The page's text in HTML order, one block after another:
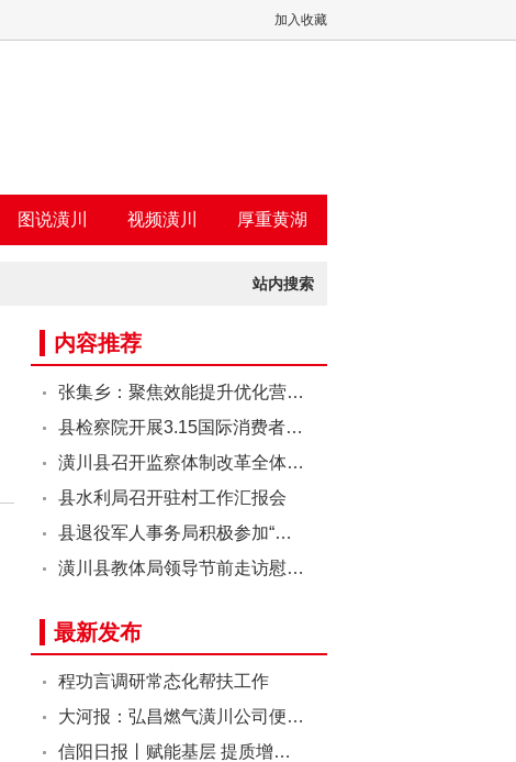
加入收藏
图说潢川 视频潢川 厚重黄湖
站内搜索
内容推荐
张集乡：聚焦效能提升优化营…
县检察院开展3.15国际消费者…
潢川县召开监察体制改革全体…
县水利局召开驻村工作汇报会
县退役军人事务局积极参加“…
潢川县教体局领导节前走访慰…
最新发布
程功言调研常态化帮扶工作
大河报：弘昌燃气潢川公司便…
信阳日报丨赋能基层 提质增…